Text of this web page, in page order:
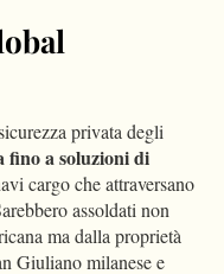
privata degli
fino a soluzioni di
cargo che attraversano
assoldati non
ma dalla proprietà
Giuliano milanese e